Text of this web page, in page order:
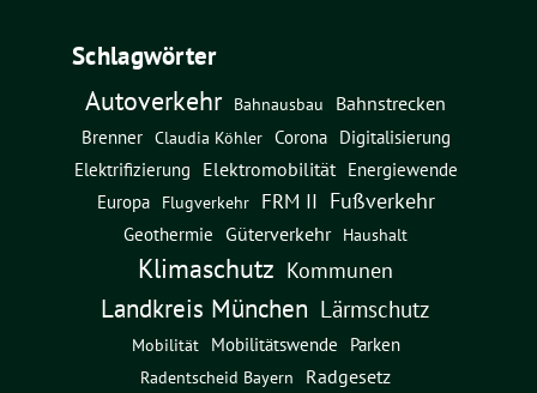
Schlagwörter
Autoverkehr Bahnausbau
Bahnstrecken
Brenner Claudia Köhler Corona
Digitalisierung
Elektrifizierung
Elektromobilität Energiewende
Europa Flugverkehr FRM II Fußverkehr
Geothermie Güterverkehr Haushalt
Klimaschutz Kommunen
Landkreis München Lärmschutz
Mobilität Mobilitätswende Parken
Radentscheid Bayern Radgesetz